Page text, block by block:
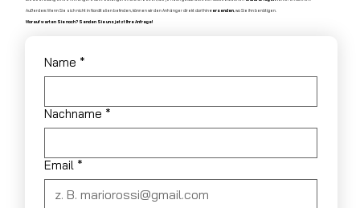
Außerdem: Wenn Sie sich nicht in Norditalien befinden, können wir den Anhänger direkt dorthinversenden , wo Sie ihn benötigen.
Worauf warten Sie noch? Senden Sie uns jetzt Ihre Anfrage!
Name *
Nachname *
Email *